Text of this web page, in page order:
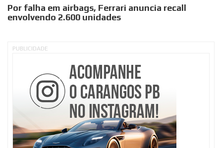
Por falha em airbags, Ferrari anuncia recall
envolvendo 2.600 unidades
PUBLICIDADE